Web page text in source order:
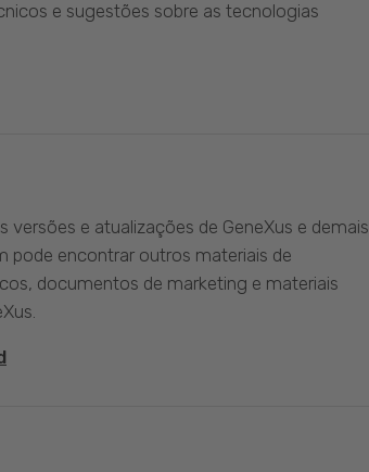
e sugestões sobre as tecnologias
versões e atualizações de GeneXus e demais
pode encontrar outros materiais de
documentos de marketing e materiais